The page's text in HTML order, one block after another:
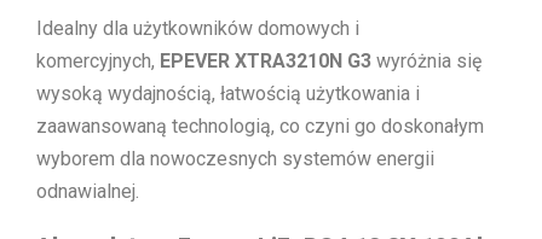
Idealny dla użytkowników domowych i
komercyjnych, EPEVER XTRA3210N G3 wyróżnia się
wysoką wydajnością, łatwością użytkowania i
zaawansowaną technologią, co czyni go doskonałym
wyborem dla nowoczesnych systemów energii
odnawialnej.